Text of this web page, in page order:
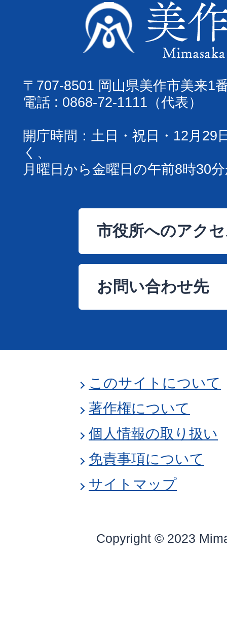
〒707-8501 岡山県美作市美来1
電話 : 0868-72-1111（代表）
開庁時間：土日・祝日・12月29
く、
月曜日から金曜日の午前8時30
市役所へのアク
お問い合わせ先
このサイトについて
著作権について
個人情報の取り扱い
免責事項について
サイトマップ
Copyright © 2023